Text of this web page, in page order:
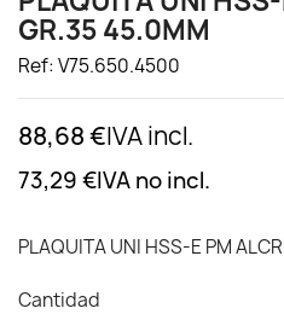
GR.35 45.0MM
Ref: V75.650.4500
88,68 €IVA incl.
73,29 €IVA no incl.
PLAQUITA UNI HSS-E PM
Cantidad